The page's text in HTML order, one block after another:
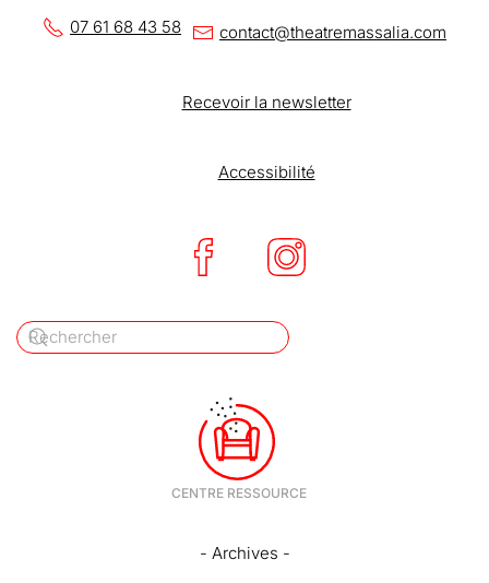
07 61 68 43 58 contact@theatremassalia.com
Recevoir la newsletter
Accessibilité
- Archives -